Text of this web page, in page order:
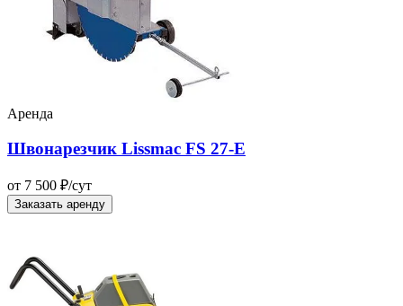
Аренда
Швонарезчик Lissmac FS 27-E
от 7 500 ₽/сут
Заказать аренду